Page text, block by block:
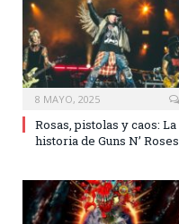
8 MAYO, 2025
Rosas, pistolas y caos: La
historia de Guns N’ Roses